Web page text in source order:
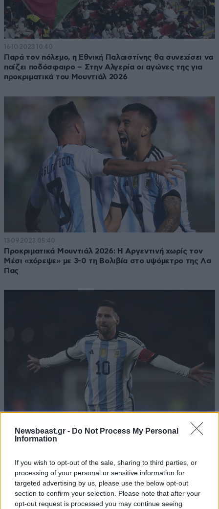
Newsbeast.gr - Do Not Process My Personal
Information
If you wish to opt-out of the sale, sharing to third parties, or
processing of your personal or sensitive information for
targeted advertising by us, please use the below opt-out
section to confirm your selection. Please note that after your
opt-out request is processed you may continue seeing
16·10·2023 10:40
Παρά τον πόλεμο, η Εθνική Παλαιστίνης θα συνεχίσει να
παίζει ποδόσφαιρο – Στην Αλγερία οι αγώνες της για
προκριματικά του Μουντιάλ 2026
13·09·2023 05:40
Προκριματικά Μουντιάλ 2026: Η Αργεντινή χωρίς τον
Μέσι «χόρεψε» με 3-0 τη Βολιβία στο υψόμετρο της Λα
Πας
08·09·2023 05:30